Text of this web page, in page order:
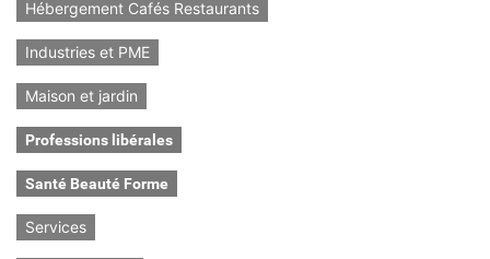
Hébergement Cafés Restaurants
Industries et PME
Maison et jardin
Professions libérales
Santé Beauté Forme
Services